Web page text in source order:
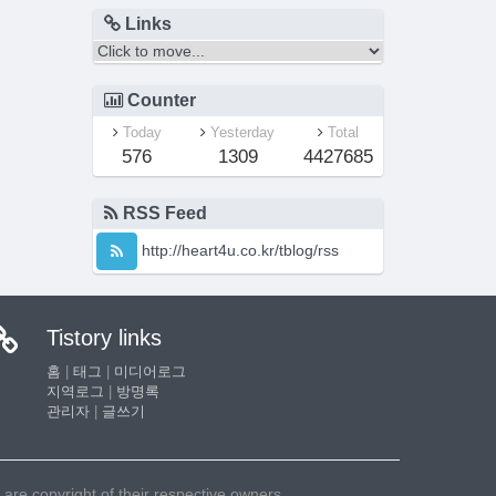
Links
Counter
Today
576
Yesterday
1309
Total
4427685
RSS Feed
http://heart4u.co.kr/tblog/rss
Tistory links
홈 태그
미디어로그
지역로그
방명록
관리자
글쓰기